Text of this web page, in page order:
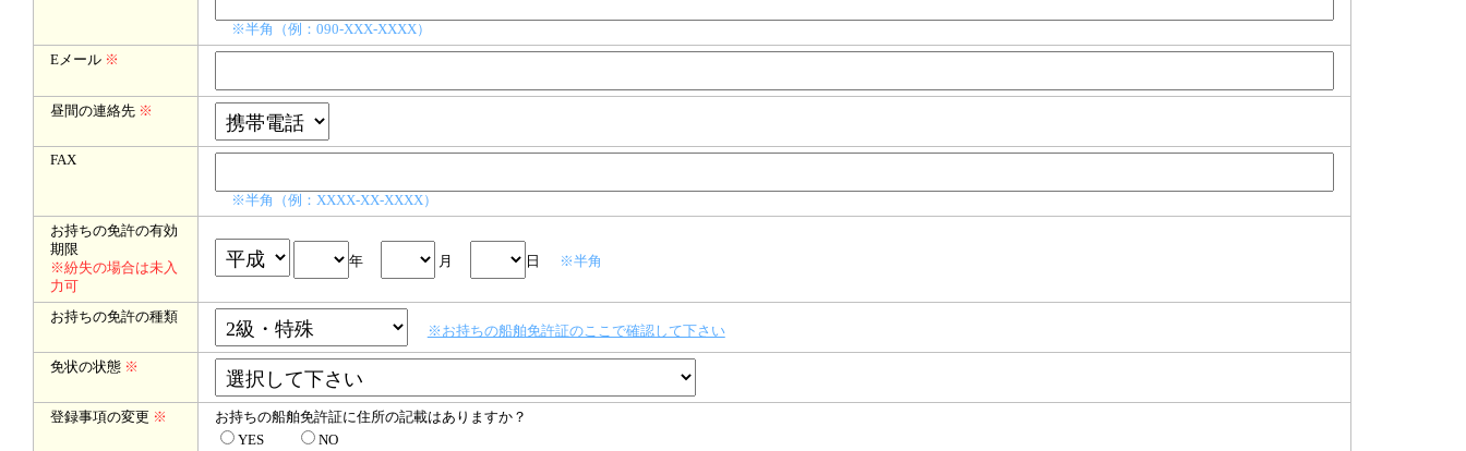
※半角（例：090-XXX-XXXX）
Eメール ※
昼間の連絡先 ※
FAX
※半角（例：XXXX-XX-XXXX）
お持ちの免許の有効
期限
※紛失の場合は未入
力可
年 月 日 ※半角
お持ちの免許の種類
※お持ちの船舶免許証のここで確認して下さい
免状の状態 ※
登録事項の変更 ※
お持ちの船舶免許証に住所の記載はありますか？
YES
NO